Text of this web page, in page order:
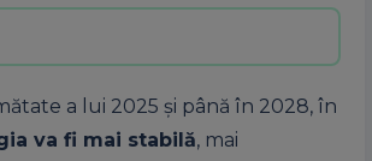
a lui 2025 și până în 2028, în
va fi mai stabilă, mai